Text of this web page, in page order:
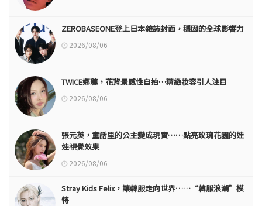
ZEROBASEONE登上日本雜誌封面，穩固的全球影響力
2026/08/06
TWICE娜璉，花背景感性自拍…精緻妝容引人注目
2026/08/06
張元英，童話里的公主變成現實……點亮玫瑰花園的娃
娃視覺效果
2026/08/06
Stray Kids Felix，讓韓服走向世界……“韓服浪潮”模
特